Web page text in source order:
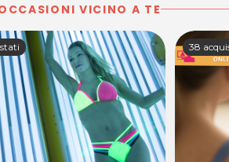
VICINO A TE
38